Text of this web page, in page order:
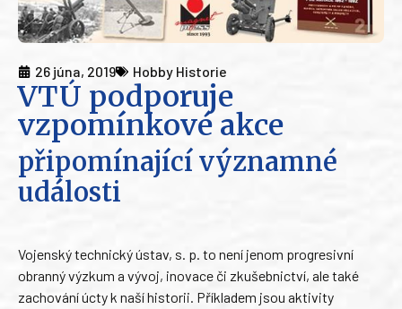
26 júna, 2019 Hobby Historie
VTÚ podporuje
vzpomínkové akce
připomínající významné
události
Vojenský technický ústav, s. p. to není jenom progresivní
obranný výzkum a vývoj, inovace či zkušebnictví, ale také
zachování úcty k naší historii. Příkladem jsou aktivity